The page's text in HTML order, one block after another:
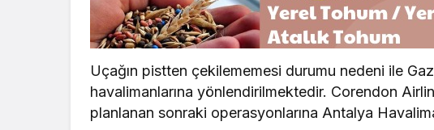
Uçağın pistten çekilememesi durumu nedeni ile
havalimanlarına yönlendirilmektedir. Corendon
planlanan sonraki operasyonlarına Antalya